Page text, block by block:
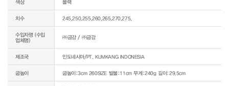
색상 블랙
치수 245,250,255,260,265,270,275,
수입자명 (수입
업체명)
㈜금강 / ㈜금강
제조국 인도네시아/PT. KUMKANG INDONESIA
굽높이 굽높이:3cm 260SIZE 발볼:11cm 무게:240g 길이:29.5cm